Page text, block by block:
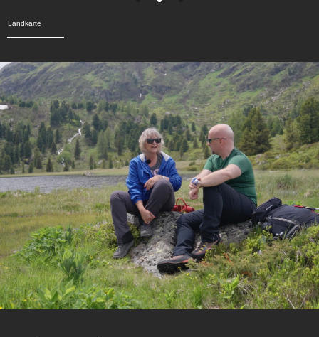
Landkarte